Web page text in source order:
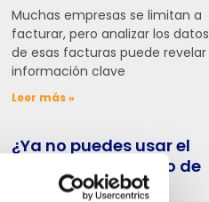
Muchas empresas se limitan a
facturar, pero analizar los datos
de esas facturas puede revelar
información clave
Leer más »
¿Ya no puedes usar el
facturador gratuito de
la DGI? Haz esto